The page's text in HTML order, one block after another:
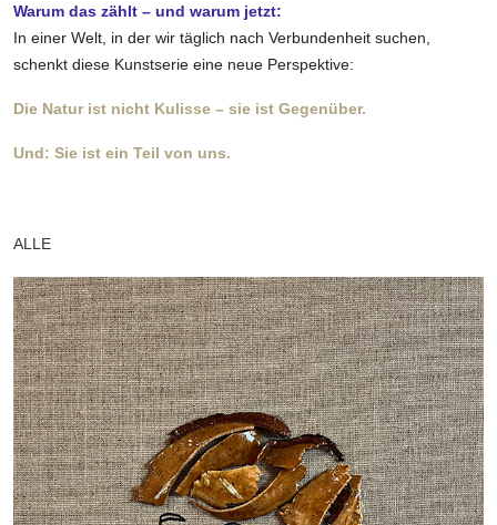
Warum das zählt – und warum jetzt:
In einer Welt, in der wir täglich nach Verbundenheit suchen,
schenkt diese Kunstserie eine neue Perspektive:
Die Natur ist nicht Kulisse – sie ist Gegenüber.
Und: Sie ist ein Teil von uns.
ALLE